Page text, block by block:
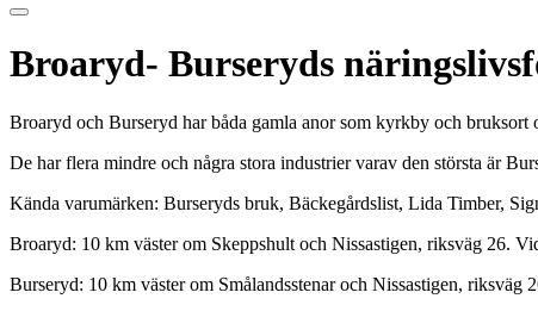
Broaryd- Burseryds
Broaryd och Burseryd har båda gamla anor som kyrkby och bruksort
De har flera mindre och några stora industrier varav den största är
Kända varumärken: Burseryds bruk, Bäckegårdslist, Lida Timber,
Broaryd: 10 km väster om Skeppshult och Nissastigen, riksväg 26.
Burseryd: 10 km väster om Smålandsstenar och Nissastigen, riksväg